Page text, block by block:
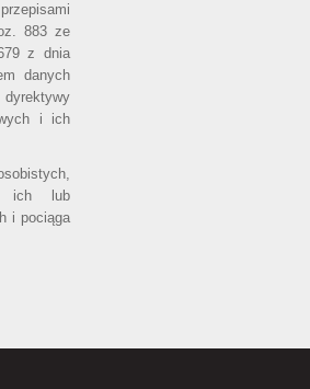
883 ze
z dnia
danych
i ich
ich lub
i pociąga